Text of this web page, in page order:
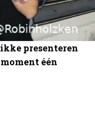
presenteren
één